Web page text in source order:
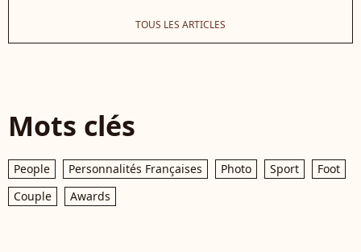
TOUS LES ARTICLES
Mots clés
People Personnalités Françaises Photo Sport
Foot
Couple
Awards